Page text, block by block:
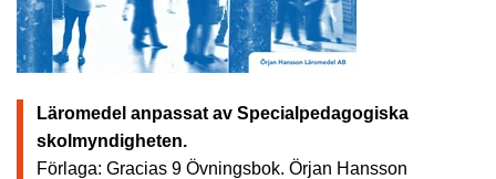
Läromedel anpassat av Specialpedagogiska
skolmyndigheten.
Förlaga: Gracias 9 Övningsbok. Örjan Hansson